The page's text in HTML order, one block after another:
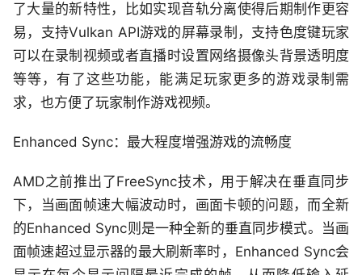
了大量的新特性，比如实现音轨分离使得后期制作更容
易，支持Vulkan API游戏的屏幕录制，支持色度键玩家
可以在录制视频或者直播时设置网络摄像头背景透明度
等等，有了这些功能，能满足玩家更多的游戏录制需
求，也方便了玩家制作游戏视频。
Enhanced Sync：最大程度增强游戏的流畅度
AMD之前推出了FreeSync技术，用于解决在垂直同步
下，当画面帧速大幅波动时，画面卡顿的问题，而全新
的Enhanced Sync则是一种全新的垂直同步模式。当画
面帧速超过显示器的最大刷新率时，Enhanced Sync会